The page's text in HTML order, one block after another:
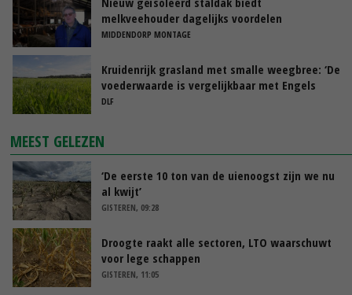
melkveehouder dagelijks voordelen
MIDDENDORP MONTAGE
Kruidenrijk grasland met smalle weegbree: ‘De
voederwaarde is vergelijkbaar met Engels
raaigras’
DLF
MEEST GELEZEN
‘De eerste 10 ton van de uienoogst zijn we nu
al kwijt’
GISTEREN, 09:28
Droogte raakt alle sectoren, LTO waarschuwt
voor lege schappen
GISTEREN, 11:05